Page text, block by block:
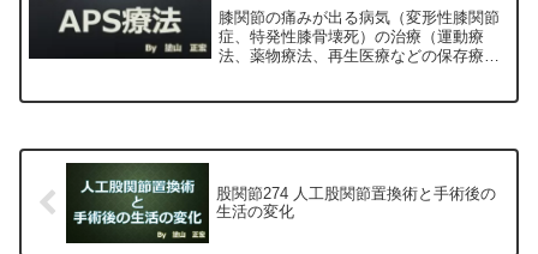
膝関節の痛みが出る病気（変形性膝関節
症、特発性膝骨壊死）の治療（運動療
法、薬物療法、再生医療などの保存療
股関節274 人工股関節置換術と手術後の
生活の変化